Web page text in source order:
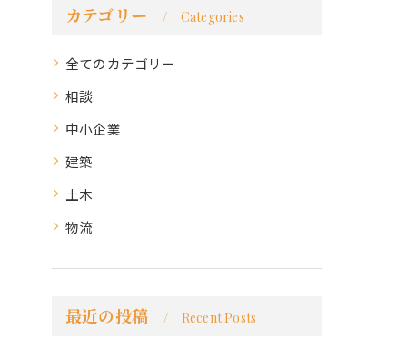
カテゴリー Categories
全てのカテゴリー
相談
中小企業
建築
土木
物流
最近の投稿 Recent Posts